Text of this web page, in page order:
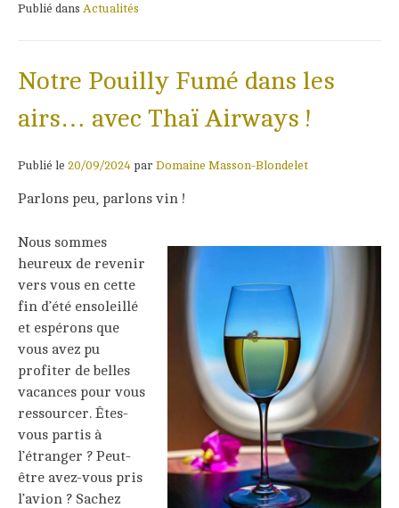
Publié dans Actualités
Notre Pouilly Fumé dans les
airs… avec Thaï Airways !
Publié le 20/09/2024 par Domaine Masson-Blondelet
Parlons peu, parlons vin !
Nous sommes
heureux de revenir
vers vous en cette
fin d’été ensoleillé
et espérons que
vous avez pu
profiter de belles
vacances pour vous
ressourcer. Êtes-
vous partis à
l’étranger ? Peut-
être avez-vous pris
l’avion ? Sachez